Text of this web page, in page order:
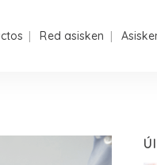
Red asisken